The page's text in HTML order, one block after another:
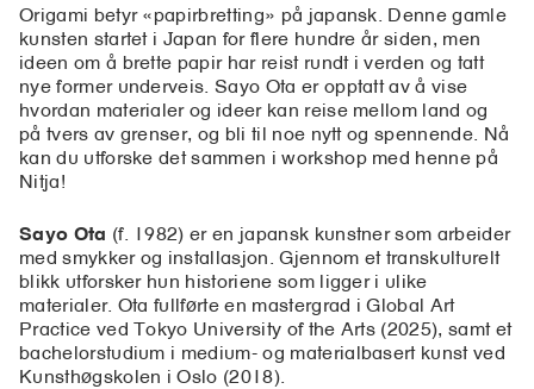
Origami betyr «papirbretting» på japansk. Denne gamle
kunsten startet i Japan for flere hundre år siden, men
ideen om å brette papir har reist rundt i verden og tatt
nye former underveis. Sayo Ota er opptatt av å vise
hvordan materialer og ideer kan reise mellom land og
på tvers av grenser, og bli til noe nytt og spennende. Nå
kan du utforske det sammen i workshop med henne på
Nitja!
Sayo Ota (f. 1982) er en japansk kunstner som arbeider
med smykker og installasjon. Gjennom et transkulturelt
blikk utforsker hun historiene som ligger i ulike
materialer. Ota fullførte en mastergrad i Global Art
Practice ved Tokyo University of the Arts (2025), samt et
bachelorstudium i medium- og materialbasert kunst ved
Kunsthøgskolen i Oslo (2018).